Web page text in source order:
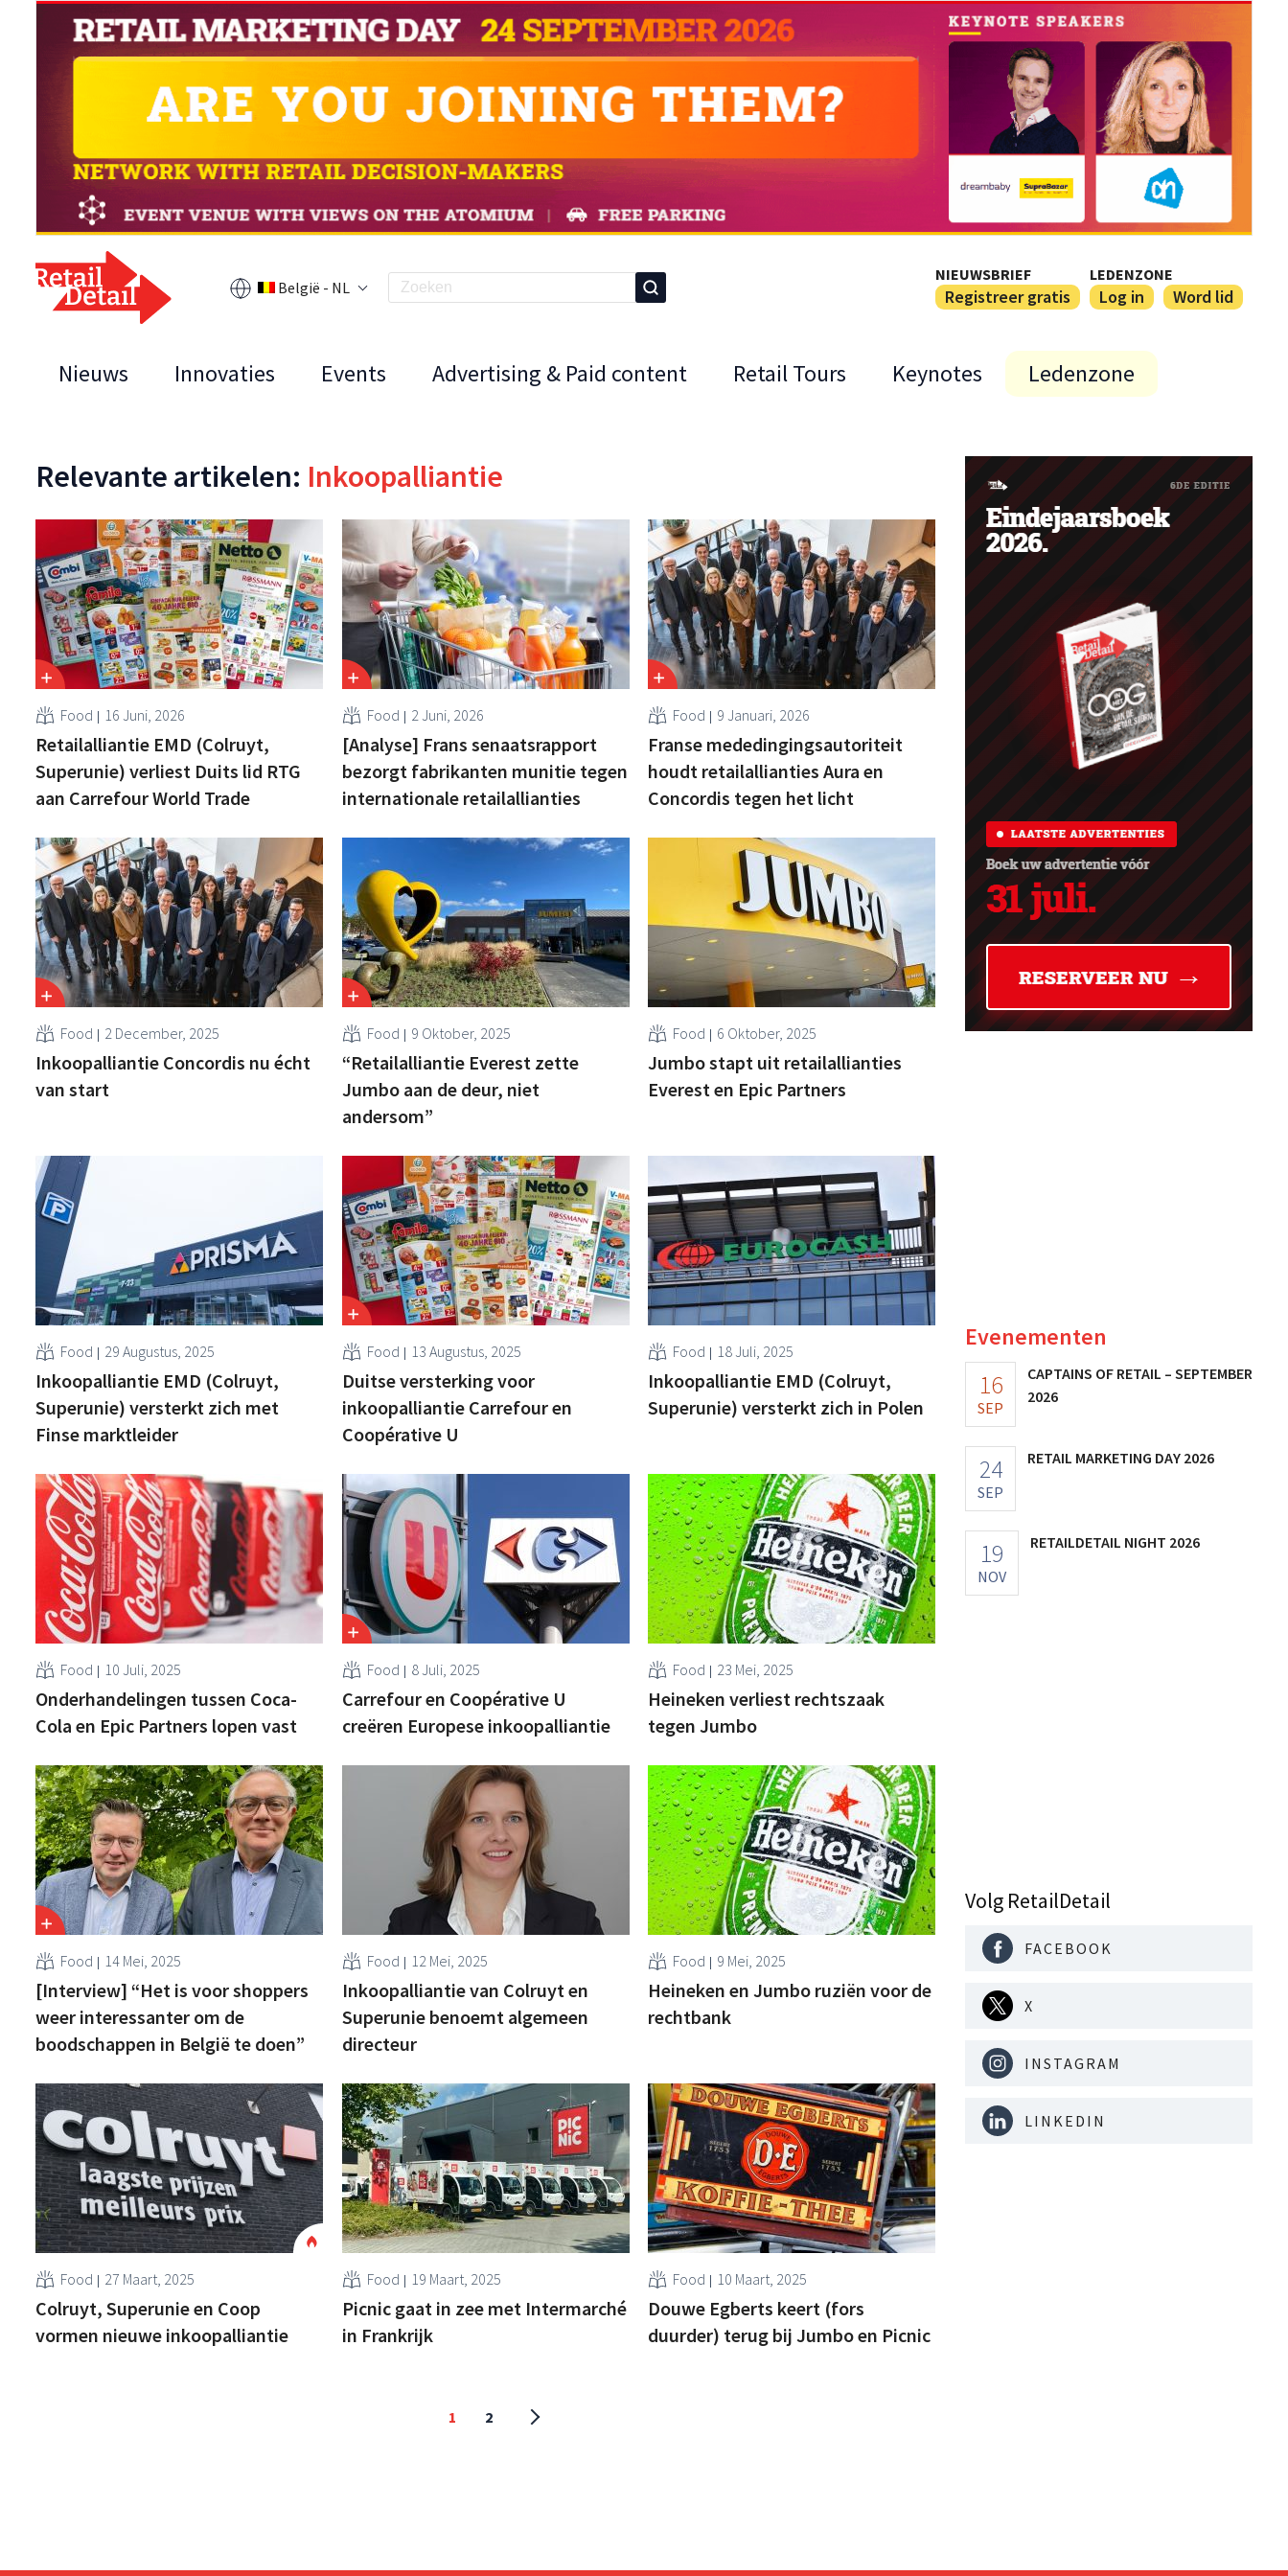
België - NL
NIEUWSBRIEF
Registreer gratis
LEDENZONE
Log in Word lid
Nieuws Innovaties Events Advertising & Paid content Retail Tours Keynotes Ledenzone
Relevante artikelen: Inkoopalliantie
Food 16 Juni, 2026
Retailalliantie EMD (Colruyt,
Superunie) verliest Duits lid RTG
aan Carrefour World Trade
Food 2 Juni, 2026
[Analyse] Frans senaatsrapport
bezorgt fabrikanten munitie tegen
internationale retailallianties
Food 9 Januari, 2026
Franse mededingingsautoriteit
houdt retailallianties Aura en
Concordis tegen het licht
Food 2 December, 2025
Inkoopalliantie Concordis nu écht
van start
Food 9 Oktober, 2025
“Retailalliantie Everest zette
Jumbo aan de deur, niet
andersom”
Food 6 Oktober, 2025
Jumbo stapt uit retailallianties
Everest en Epic Partners
Food 29 Augustus, 2025
Inkoopalliantie EMD (Colruyt,
Superunie) versterkt zich met
Finse marktleider
Food 13 Augustus, 2025
Duitse versterking voor
inkoopalliantie Carrefour en
Coopérative U
Food 18 Juli, 2025
Inkoopalliantie EMD (Colruyt,
Superunie) versterkt zich in Polen
Food 10 Juli, 2025
Onderhandelingen tussen Coca-
Cola en Epic Partners lopen vast
Food 8 Juli, 2025
Carrefour en Coopérative U
creëren Europese inkoopalliantie
Food 23 Mei, 2025
Heineken verliest rechtszaak
tegen Jumbo
Food 14 Mei, 2025
[Interview] “Het is voor shoppers
weer interessanter om de
boodschappen in België te doen”
Food 12 Mei, 2025
Inkoopalliantie van Colruyt en
Superunie benoemt algemeen
directeur
Food 9 Mei, 2025
Heineken en Jumbo ruziën voor de
rechtbank
Food 27 Maart, 2025
Colruyt, Superunie en Coop
vormen nieuwe inkoopalliantie
Food 19 Maart, 2025
Picnic gaat in zee met Intermarché
in Frankrijk
Food 10 Maart, 2025
Douwe Egberts keert (fors
duurder) terug bij Jumbo en Picnic
1 2
Evenementen
16
SEP
CAPTAINS OF RETAIL – SEPTEMBER
2026
24
SEP
RETAIL MARKETING DAY 2026
19
NOV
RETAILDETAIL NIGHT 2026
Volg RetailDetail
FACEBOOK
X
INSTAGRAM
LINKEDIN